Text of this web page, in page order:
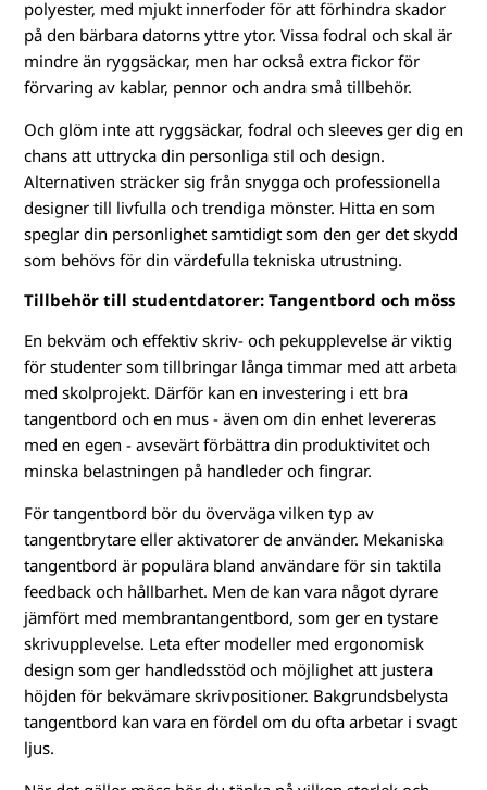
polyester, med mjukt innerfoder för att förhindra skador
på den bärbara datorns yttre ytor. Vissa fodral och skal är
mindre än ryggsäckar, men har också extra fickor för
förvaring av kablar, pennor och andra små tillbehör.
Och glöm inte att ryggsäckar, fodral och sleeves ger dig en
chans att uttrycka din personliga stil och design.
Alternativen sträcker sig från snygga och professionella
designer till livfulla och trendiga mönster. Hitta en som
speglar din personlighet samtidigt som den ger det skydd
som behövs för din värdefulla tekniska utrustning.
Tillbehör till studentdatorer: Tangentbord och möss
En bekväm och effektiv skriv- och pekupplevelse är viktig
för studenter som tillbringar långa timmar med att arbeta
med skolprojekt. Därför kan en investering i ett bra
tangentbord och en mus - även om din enhet levereras
med en egen - avsevärt förbättra din produktivitet och
minska belastningen på handleder och fingrar.
För tangentbord bör du överväga vilken typ av
tangentbrytare eller aktivatorer de använder. Mekaniska
tangentbord är populära bland användare för sin taktila
feedback och hållbarhet. Men de kan vara något dyrare
jämfört med membrantangentbord, som ger en tystare
skrivupplevelse. Leta efter modeller med ergonomisk
design som ger handledsstöd och möjlighet att justera
höjden för bekvämare skrivpositioner. Bakgrundsbelysta
tangentbord kan vara en fördel om du ofta arbetar i svagt
ljus.